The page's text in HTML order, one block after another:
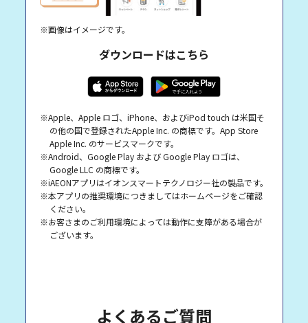
※画像はイメージです。
ダウンロードはこちら
※Apple、Apple ロゴ、iPhone、およびiPod touch は米国そ
の他の国で登録されたApple Inc. の商標です。App Store
Apple Inc. のサービスマークです。
※Android、Google Play および Google Play ロゴは、
Google LLC の商標です。
※iAEONアプリはイオンスマートテクノロジー社の製品です。
※本アプリの推奨環境につきましてはホームページをご確認
ください。
※お客さまのご利用環境によっては動作に支障がある場合が
ございます。
よくあるご質問